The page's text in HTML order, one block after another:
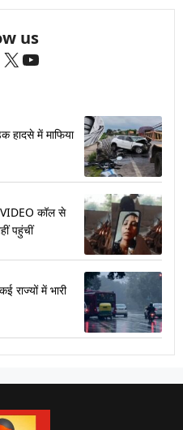
us
X YouTube
में माफिया
VIDEO कॉल से
पहुंचीं
में भारी